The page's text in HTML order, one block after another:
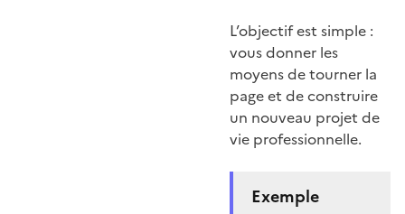
L’objectif est simple :
vous donner les
moyens de tourner la
page et de construire
un nouveau projet de
vie professionnelle.
Exemple